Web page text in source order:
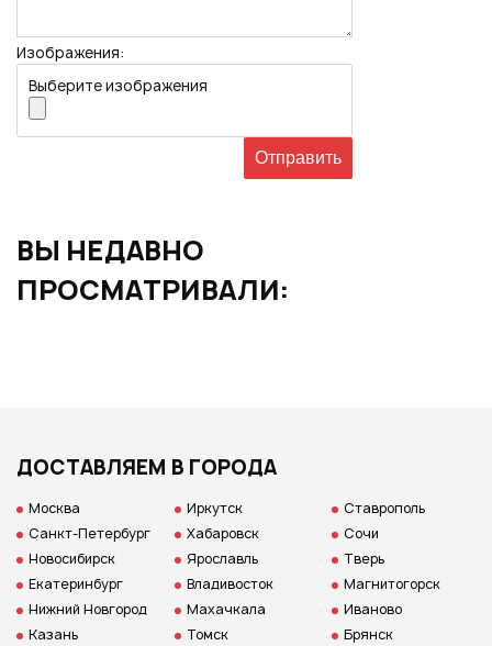
Изображения:
Выберите изображения
ВЫ НЕДАВНО
ПРОСМАТРИВАЛИ:
ДОСТАВЛЯЕМ В ГОРОДА
Москва
Санкт-Петербург
Новосибирск
Екатеринбург
Нижний Новгород
Казань
Иркутск
Хабаровск
Ярославль
Владивосток
Махачкала
Томск
Ставрополь
Сочи
Тверь
Магнитогорск
Иваново
Брянск